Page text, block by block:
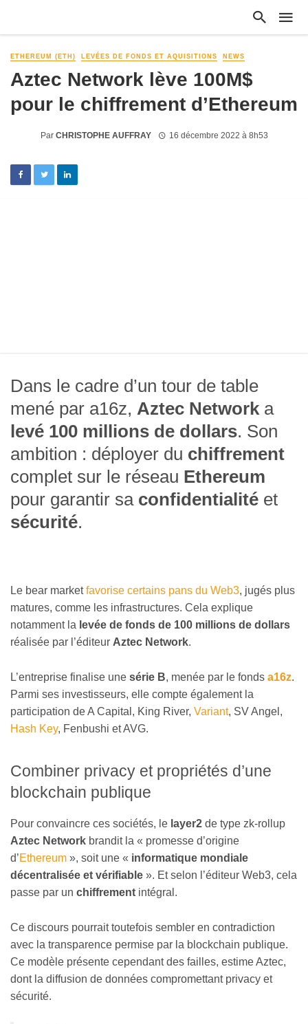
ETHEREUM (ETH) LEVÉES DE FONDS ET AQUISITIONS NEWS
Aztec Network lève 100M$
pour le chiffrement d’Ethereum
Par CHRISTOPHE AUFFRAY 16 décembre 2022 à 8h53
Dans le cadre d’un tour de table
mené par a16z, Aztec Network a
levé 100 millions de dollars. Son
ambition : déployer du chiffrement
complet sur le réseau Ethereum
pour garantir sa confidentialité et
sécurité.
Le bear marketfavorise certains pans du Web3, jugés plus
matures, comme les infrastructures. Cela explique
notamment la levée de fonds de 100 millions de dollars
réalisée par l’éditeur Aztec Network.
L’entreprise finalise une série B, menée par le fonds a16z.
Parmi ses investisseurs, elle compte également la
participation de A Capital, King River, Variant, SV Angel,
Hash Key, Fenbushi et AVG.
Combiner privacy et propriétés d’une
blockchain publique
Pour convaincre ces sociétés, le layer2 de type zk-rollup
Aztec Network brandit la « promesse d’origine
d’Ethereum », soit une « informatique mondiale
décentralisée et vérifiable ». Et selon l’éditeur Web3, cela
passe par un chiffrement intégral.
Ce discours pourrait toutefois sembler en contradiction
avec la transparence permise par la blockchain publique.
Ce modèle présente cependant des failles, estime Aztec,
dont la diffusion de données compromettant privacy et
sécurité.